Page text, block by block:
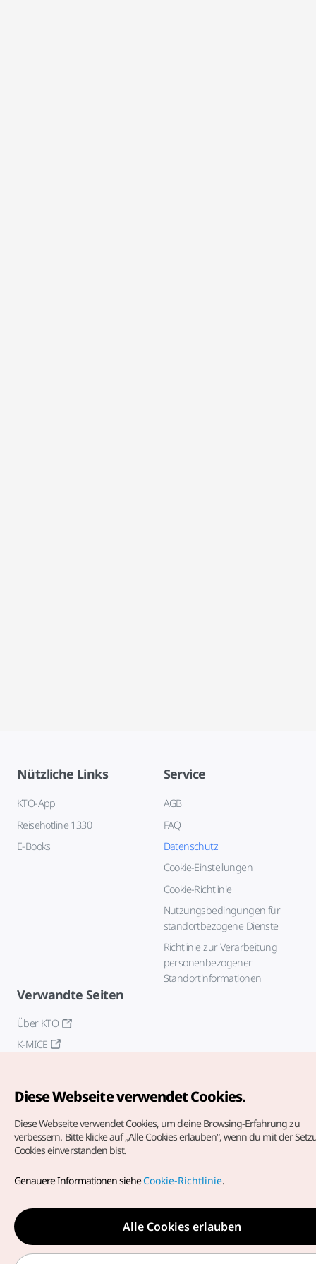
Nützliche Links
KTO-App
Reisehotline 1330
E-Books
Service
AGB
FAQ
Datenschutz
Cookie-Einstellungen
Cookie-Richtlinie
Nutzungsbedingungen für
standortbezogene Dienste
Richtlinie zur Verarbeitung
personenbezogener
Standortinformationen
Verwandte Seiten
Über KTO
K-MICE
vorbehalten.
dieoffizielle E-Mail-Adresse
german@knto.or.kr
Diese Webseite verwendet Cookies.
Diese Webseite verwendet Cookies, um deine Browsing-Erfahrung zu
verbessern. Bitte klicke auf „Alle Cookies erlauben“, wenn du mit der
Cookies einverstanden bist.
Genauere Informationen sieheCookie-Richtlinie.
Alle Cookies erlauben